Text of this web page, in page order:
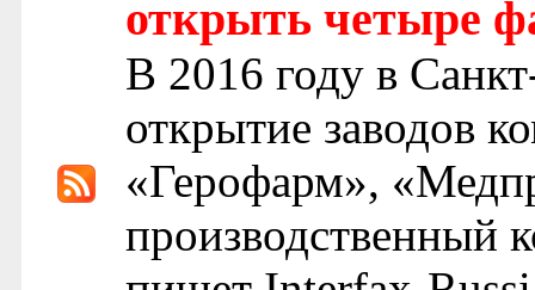
открыть четыре
В 2016 году в
открытие заводов
«Герофарм»,
производственный